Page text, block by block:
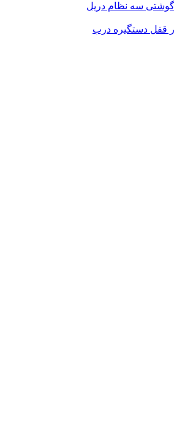
سه نظام دریل
قفل دستگیره درب